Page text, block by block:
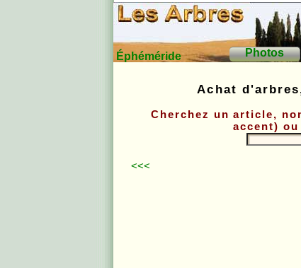
Éphéméride Photos
Achat
Cherchez un article,
accent)
<<<